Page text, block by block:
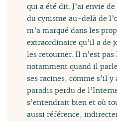
qui a été dit. J’ai envie
du cynisme au-delà de
m’a marqué dans les
extraordinaire qu’il a de
les retourner. Il n’est
notamment quand il
ses racines, comme s’il y
paradis perdu de
s’entendrait bien et où
aussi référence,